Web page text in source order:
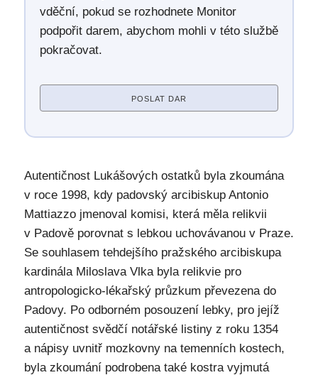
vděční, pokud se rozhodnete Monitor
podpořit darem, abychom mohli v této službě
pokračovat.
POSLAT DAR
Autentičnost Lukášových ostatků byla zkoumána
v roce 1998, kdy padovský arcibiskup Antonio
Mattiazzo jmenoval komisi, která měla relikvii
v Padově porovnat s lebkou uchovávanou v Praze.
Se souhlasem tehdejšího pražského arcibiskupa
kardinála Miloslava Vlka byla relikvie pro
antropologicko-lékařský průzkum převezena do
Padovy. Po odborném posouzení lebky, pro jejíž
autentičnost svědčí notářské listiny z roku 1354
a nápisy uvnitř mozkovny na temenních kostech,
byla zkoumání podrobena také kostra vyjmutá